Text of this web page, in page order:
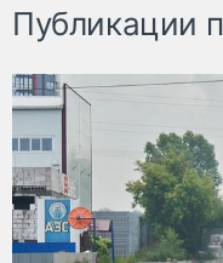
Публикации